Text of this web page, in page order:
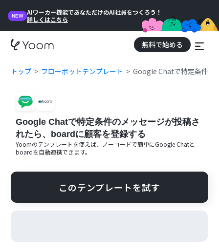
NEW
AIワーカー機能であなただけのAI社員をつくろう！
詳しくはこちら
無料で始める
トップ フローボットテンプレート Google Chatで特定条件の
Google Chatで特定条件のメッセージが投稿さ
れたら、boardに顧客を登録する
Yoomのテンプレートを使えば、ノーコードで簡単にGoogle Chatと
boardを自動連携できます。
このテンプレートを試す